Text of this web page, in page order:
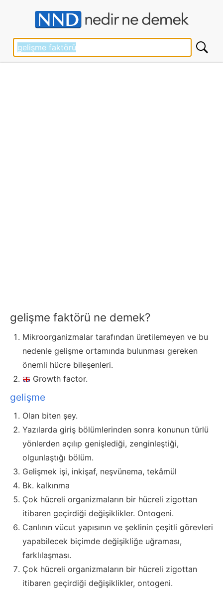
gelişme faktörü ne demek?
Mikroorganizmalar tarafından üretilemeyen ve bu
nedenle gelişme ortamında bulunması gereken
önemli hücre bileşenleri.
Growth factor.
gelişme
Olan biten şey.
Yazılarda giriş bölümlerinden sonra konunun türlü
yönlerden açılıp genişlediği, zenginleştiği,
olgunlaştığı bölüm.
Gelişmek işi, inkişaf, neşvünema, tekâmül
Bk. kalkınma
Çok hücreli organizmaların bir hücreli zigottan
itibaren geçirdiği değişiklikler. Ontogeni.
Canlının vücut yapısının ve şeklinin çeşitli görevleri
yapabilecek biçimde değişikliğe uğraması,
farklılaşması.
Çok hücreli organizmaların bir hücreli zigottan
itibaren geçirdiği değişiklikler, ontogeni.